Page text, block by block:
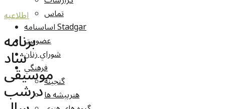
تماس
اساسنامه Stadgar
عضویت
شوراي زنان
فرهنگي
گنجينه
هنرپيشه ها
اطلاعيه
برنامه
شاد
موسیقی
درشب